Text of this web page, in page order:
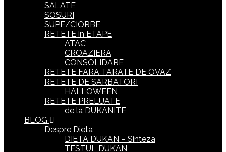
SALATE
SOSURI
SUPE/CIORBE
RETETE in ETAPE
ATAC
CROAZIERA
CONSOLIDARE
RETETE FARA TARATE DE OVAZ
RETETE DE SARBATORI
HALLOWEEN
RETETE PRELUATE
de la DUKANITE
BLOG
Despre Dieta
DIETA DUKAN – Sinteza
TESTUL DUKAN